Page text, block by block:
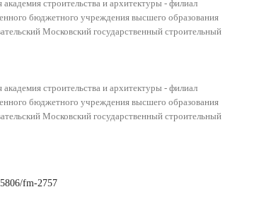
академия строительства и архитектуры - филиал
бюджетного учреждения высшего образования
Московский государственный строительный
академия строительства и архитектуры - филиал
бюджетного учреждения высшего образования
Московский государственный строительный
fm-2757